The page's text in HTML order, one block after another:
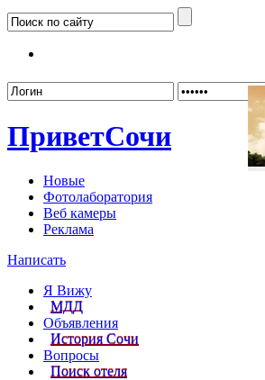
ПриветСочи
Новые
Фотолаборатория
Веб камеры
Реклама
Написать
Я Вижу
МДД
Объявления
История Сочи
Вопросы
Поиск отеля